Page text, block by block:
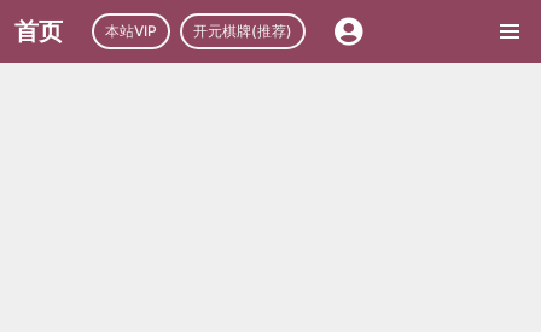
首页 本站VIP 开元棋牌(推荐)